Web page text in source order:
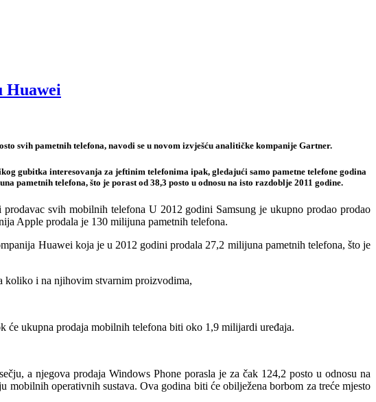
Huawei
svih pametnih telefona, navodi se u novom izvješću analitičke kompanije Gartner.
gubitka interesovanja za jeftinim telefonima ipak, gledajući samo pametne telefone godina
pametnih telefona, što je porast od 38,3 posto u odnosu na isto razdoblje 2011 godine.
svih mobilnih telefona U 2012 godini Samsung je ukupno prodao prodao
Apple prodala je 130 milijuna pametnih telefona.
Huawei koja je u 2012 godini prodala 27,2 milijuna pametnih telefona, što je
koliko i na njihovim stvarnim proizvodima,
će ukupna prodaja mobilnih telefona biti oko 1,9 milijardi uređaja.
a njegova prodaja Windows Phone porasla je za čak 124,2 posto u odnosu na
operativnih sustava. Ova godina biti će obilježena borbom za treće mjesto